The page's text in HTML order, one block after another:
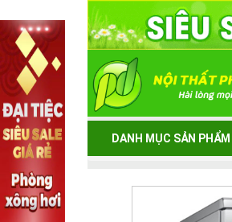
DANH MỤC SẢN PHẨM